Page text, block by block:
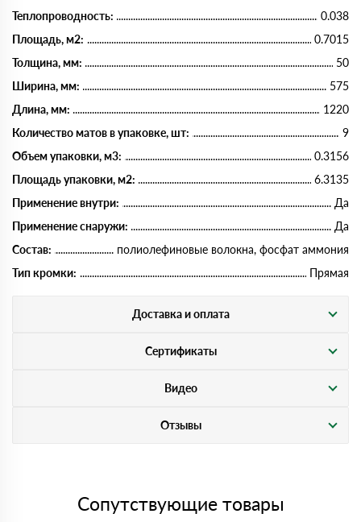
Теплопроводность:
0.038
Площадь, м2:
0.7015
Толщина, мм:
50
Ширина, мм:
575
Длина, мм:
1220
Количество матов в упаковке, шт:
9
Объем упаковки, м3:
0.3156
Площадь упаковки, м2:
6.3135
Применение внутри:
Да
Применение снаружи:
Да
Состав:
полиолефиновые волокна, фосфат аммония
Тип кромки:
Прямая
Доставка и оплата
Сертификаты
Видео
Отзывы
Сопутствующие товары